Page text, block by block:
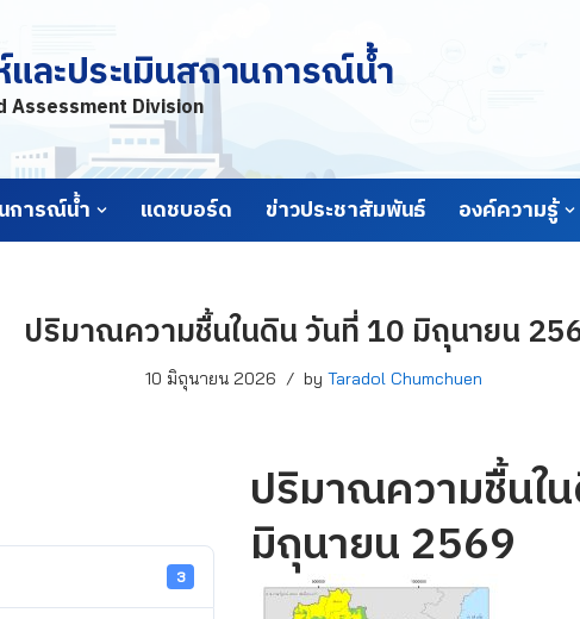
และประเมินสถานการณ์น้ำ
Assessment Division
การณ์น้ำ แดชบอร์ด ข่าวประชาสัมพันธ์ องค์ความรู้
ปริมาณความชื้นในดิน วันที่ 10 มิถุนายน
10 มิถุนายน 2026 by Taradol Chumchuen
3
ปริมาณความชื้นใ
มิถุนายน 2569